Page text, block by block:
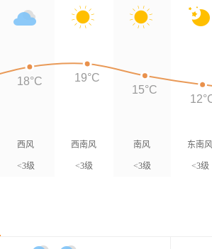
西风
<3级
西南风
<3级
南风
<3级
东南
<3级
18°C 19°C
15°C